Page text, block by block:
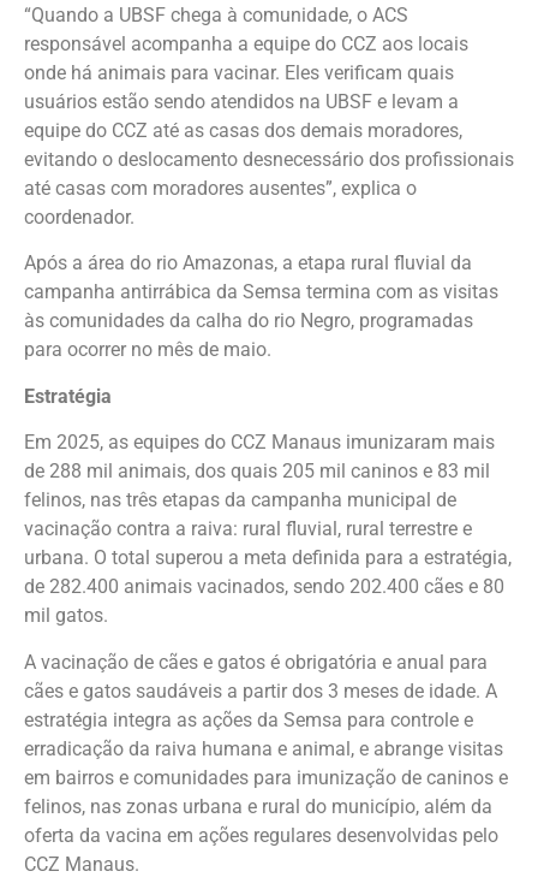
“Quando a UBSF chega à comunidade, o ACS
responsável acompanha a equipe do CCZ aos locais
onde há animais para vacinar. Eles verificam quais
usuários estão sendo atendidos na UBSF e levam a
equipe do CCZ até as casas dos demais moradores,
evitando o deslocamento desnecessário dos profissionais
até casas com moradores ausentes”, explica o
coordenador.
Após a área do rio Amazonas, a etapa rural fluvial da
campanha antirrábica da Semsa termina com as visitas
às comunidades da calha do rio Negro, programadas
para ocorrer no mês de maio.
Estratégia
Em 2025, as equipes do CCZ Manaus imunizaram mais
de 288 mil animais, dos quais 205 mil caninos e 83 mil
felinos, nas três etapas da campanha municipal de
vacinação contra a raiva: rural fluvial, rural terrestre e
urbana. O total superou a meta definida para a estratégia,
de 282.400 animais vacinados, sendo 202.400 cães e 80
mil gatos.
A vacinação de cães e gatos é obrigatória e anual para
cães e gatos saudáveis a partir dos 3 meses de idade. A
estratégia integra as ações da Semsa para controle e
erradicação da raiva humana e animal, e abrange visitas
em bairros e comunidades para imunização de caninos e
felinos, nas zonas urbana e rural do município, além da
oferta da vacina em ações regulares desenvolvidas pelo
CCZ Manaus.